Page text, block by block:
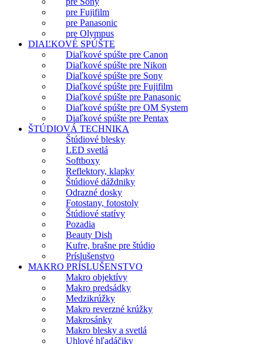
pre Fujifilm
pre Panasonic
pre Olympus
DIAĽKOVÉ SPÚŠTE
Diaľkové spúšte pre Canon
Diaľkové spúšte pre Nikon
Diaľkové spúšte pre Sony
Diaľkové spúšte pre Fujifilm
Diaľkové spúšte pre Panasonic
Diaľkové spúšte pre OM System
Diaľkové spúšte pre Pentax
ŠTÚDIOVÁ TECHNIKA
Štúdiové blesky
LED svetlá
Softboxy
Reflektory, klapky
Štúdiové dáždniky
Odrazné dosky
Fotostany, fotostoly
Štúdiové statívy
Pozadia
Beauty Dish
Kufre, brašne pre štúdio
Príslušenstvo
MAKRO PRÍSLUŠENSTVO
Makro objektívy
Makro predsádky
Medzikrúžky
Makro reverzné krúžky
Makrosánky
Makro blesky a svetlá
Uhlové hľadáčiky